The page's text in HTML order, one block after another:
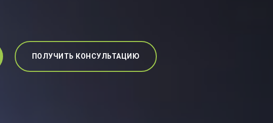
ПОЛУЧИТЬ КОНСУЛЬТАЦИЮ